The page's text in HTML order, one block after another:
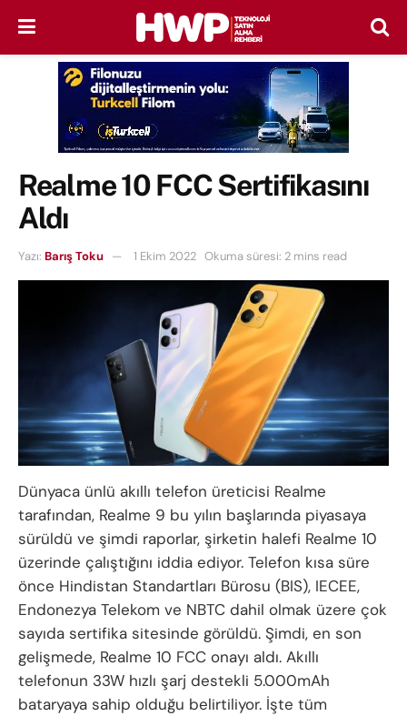
Realme 10 FCC Sertifikasını
Aldı
Yazı: Barış Toku 1 Ekim 2022 Okuma süresi: 2 mins read
Dünyaca ünlü akıllı telefon üreticisi Realme
tarafından, Realme 9 bu yılın başlarında piyasaya
sürüldü ve şimdi raporlar, şirketin halefi Realme 10
üzerinde çalıştığını iddia ediyor. Telefon kısa süre
önce Hindistan Standartları Bürosu (BIS), IECEE,
Endonezya Telekom ve NBTC dahil olmak üzere çok
sayıda sertifika sitesinde görüldü. Şimdi, en son
gelişmede, Realme 10 FCC onayı aldı. Akıllı
telefonun 33W hızlı şarj destekli 5.000mAh
bataryaya sahip olduğu belirtiliyor. İşte tüm